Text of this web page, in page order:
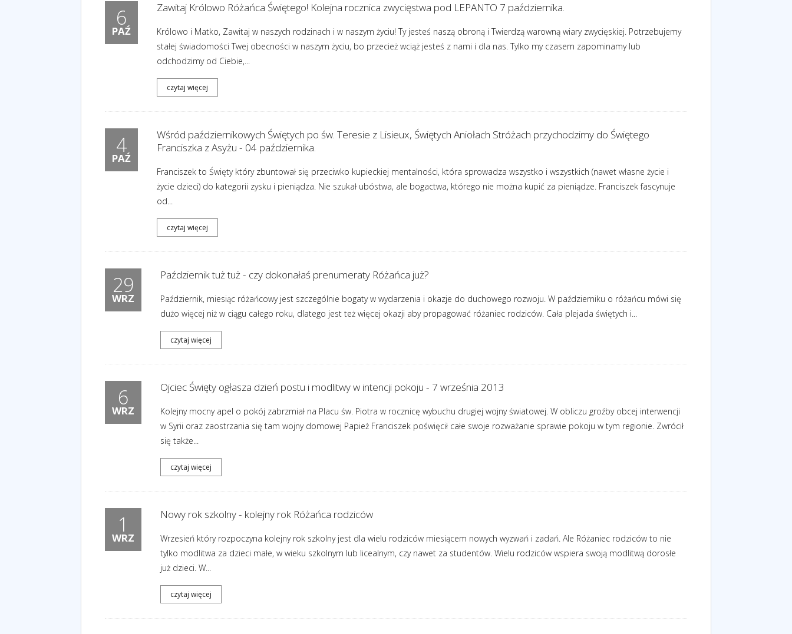
6
PAŹ
Zawitaj Królowo Różańca Świętego! Kolejna rocznica zwycięstwa pod LEPANTO 7 października.
Królowo i Matko, Zawitaj w naszych rodzinach i w naszym życiu! Ty jesteś naszą obroną i Twierdzą warowną wiary zwycięskiej. Potrzebujemy
stałej świadomości Twej obecności w naszym życiu, bo przecież wciąż jesteś z nami i dla nas. Tylko my czasem zapominamy lub
odchodzimy od Ciebie,...
czytaj więcej
4
PAŹ
Wśród październikowych Świętych po św. Teresie z Lisieux, Świętych Aniołach Stróżach przychodzimy do Świętego
Franciszka z Asyżu - 04 października.
Franciszek to Święty który zbuntował się przeciwko kupieckiej mentalności, która sprowadza wszystko i wszystkich (nawet własne życie i
życie dzieci) do kategorii zysku i pieniądza. Nie szukał ubóstwa, ale bogactwa, którego nie można kupić za pieniądze. Franciszek fascynuje
od...
czytaj więcej
29
WRZ
Październik tuż tuż - czy dokonałaś prenumeraty Różańca już?
Październik, miesiąc różańcowy jest szczególnie bogaty w wydarzenia i okazje do duchowego rozwoju. W październiku o różańcu mówi się
dużo więcej niż w ciągu całego roku, dlatego jest też więcej okazji aby propagować różaniec rodziców. Cała plejada świętych i...
czytaj więcej
6
WRZ
Ojciec Święty ogłasza dzień postu i modlitwy w intencji pokoju - 7 września 2013
Kolejny mocny apel o pokój zabrzmiał na Placu św. Piotra w rocznicę wybuchu drugiej wojny światowej. W obliczu groźby obcej interwencji
w Syrii oraz zaostrzania się tam wojny domowej Papież Franciszek poświęcił całe swoje rozważanie sprawie pokoju w tym regionie. Zwrócił
się także...
czytaj więcej
1
WRZ
Nowy rok szkolny - kolejny rok Różańca rodziców
Wrzesień który rozpoczyna kolejny rok szkolny jest dla wielu rodziców miesiącem nowych wyzwań i zadań. Ale Różaniec rodziców to nie
tylko modlitwa za dzieci małe, w wieku szkolnym lub licealnym, czy nawet za studentów. Wielu rodziców wspiera swoją modlitwą dorosłe
już dzieci. W...
czytaj więcej